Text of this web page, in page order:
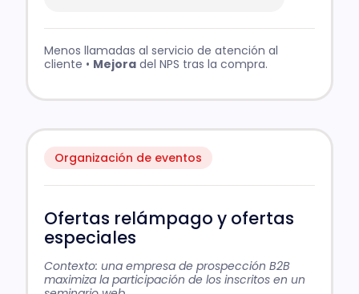
Menos llamadas al servicio de atención al
cliente • Mejora del NPS tras la compra.
Organización de eventos
Ofertas relámpago y ofertas
especiales
Contexto: una empresa de prospección B2B
maximiza la participación de los inscritos en un